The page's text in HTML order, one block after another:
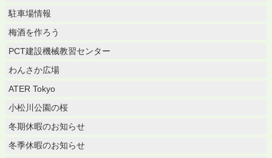
駐車場情報
梅酒を作ろう
PCT建設機械教習センター
わんさか広場
ATER Tokyo
小松川公園の桜
冬期休暇のお知らせ
冬季休暇のお知らせ